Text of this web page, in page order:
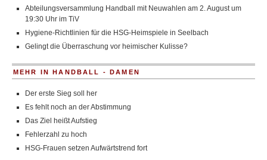
Abteilungsversammlung Handball mit Neuwahlen am 2. August um
19:30 Uhr im TiV
Hygiene-Richtlinien für die HSG-Heimspiele in Seelbach
Gelingt die Überraschung vor heimischer Kulisse?
MEHR IN HANDBALL - DAMEN
Der erste Sieg soll her
Es fehlt noch an der Abstimmung
Das Ziel heißt Aufstieg
Fehlerzahl zu hoch
HSG-Frauen setzen Aufwärtstrend fort